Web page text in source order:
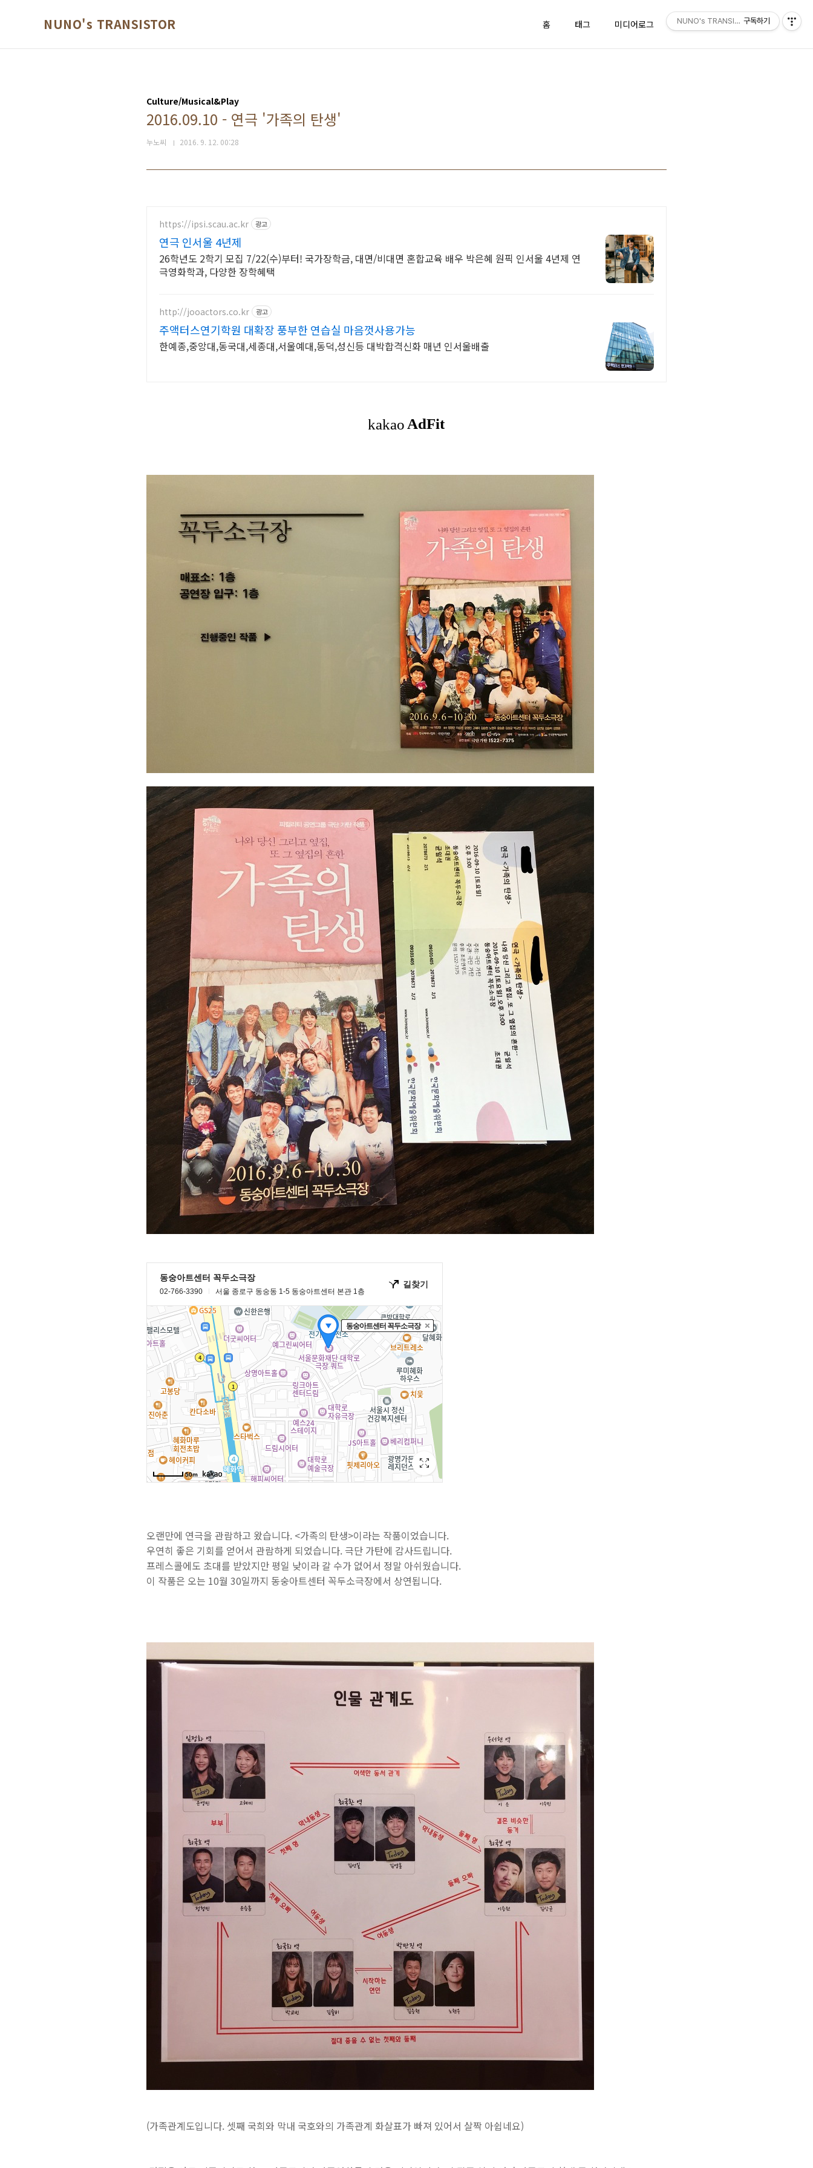
NUNO's TRANSISTOR 홈 태그 미디어로그 위치로그 방명록
Culture/Musical&Play
2016.09.10 - 연극 '가족의 탄생'
누노씨 2016. 9. 12. 00:28
https://ipsi.scau.ac.kr 광고
연극 인서울 4년제
26학년도 2학기 모집 7/22(수)부터! 국가장학금, 대면/비대면 혼합교육 배우 박은혜 원픽 인서울 4년제 연
극영화학과, 다양한 장학혜택
http://jooactors.co.kr 광고
주액터스연기학원 대확장 풍부한 연습실 마음껏사용가능
한예종,중앙대,동국대,세종대,서울예대,동덕,성신등 대박합격신화 매년 인서울배출
오랜만에 연극을 관람하고 왔습니다. <가족의 탄생>이라는 작품이었습니다.
우연히 좋은 기회를 얻어서 관람하게 되었습니다. 극단 가탄에 감사드립니다.
프레스콜에도 초대를 받았지만 평일 낮이라 갈 수가 없어서 정말 아쉬웠습니다.
이 작품은 오는 10월 30일까지 동숭아트센터 꼭두소극장에서 상연됩니다.
(가족관계도입니다. 셋째 국희와 막내 국호와의 가족관계 화살표가 빠져 있어서 살짝 아쉽네요)
NUNO's TRANSISTOR구독하기